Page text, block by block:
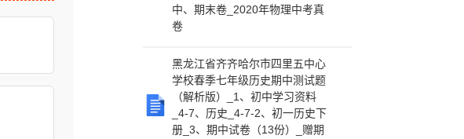
中、期末卷_2020年物理中考真
卷
黑龙江省齐齐哈尔市四里五中心
学校春季七年级历史期中测试题
（解析版）_1、初中学习资料
_4-7、历史_4-7-2、初一历史下
册_3、期中试卷（13份）_赠期